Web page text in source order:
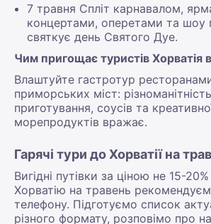
7 травня Спліт карнавалом,
концертами, оперетами та шоу
святкує день Святого Дуе.
Чим пригощає туристів Хорватія
Влаштуйте гастротур
приморських міст:
приготування, соусів та
морепродуктів вражає.
Гарячі тури до Хорватії на
Вигідні путівки за ціною не 15-
Хорватію на травень
телефону. Підготуємо список
різного формату, розповімо про